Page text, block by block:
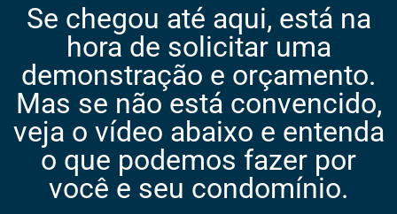
Se chegou até aqui, está na
hora de solicitar uma
demonstração e orçamento.
Mas se não está convencido,
veja o vídeo abaixo e entenda
o que podemos fazer por
você e seu condomínio.